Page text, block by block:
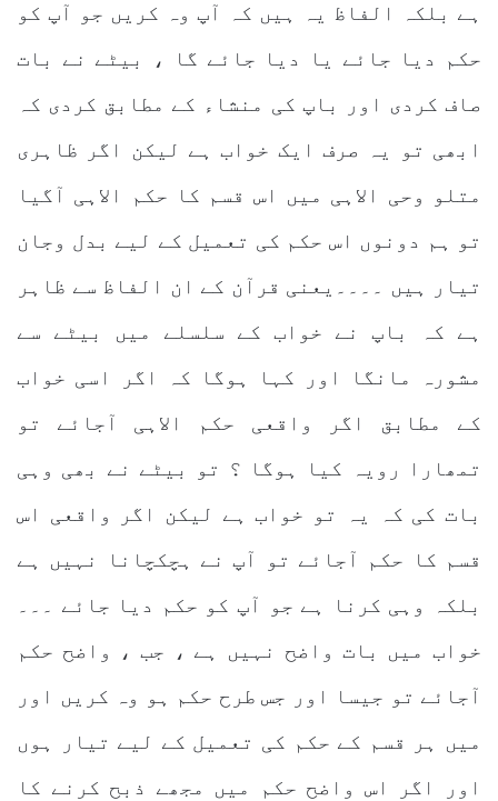
ہے بلکہ الفاظ یہ ہیں کہ آپ وہ کریں جو آپ کو
حکم دیا جائے یا دیا جائے گا ، بیٹے نے بات
صاف کردی اور باپ کی منشاء کے مطابق کردی کہ
ابھی تو یہ صرف ایک خواب ہے لیکن اگر ظاہری
متلو وحی الاہی میں اس قسم کا حکم الاہی آگیا
تو ہم دونوں اس حکم کی تعمیل کے لیے بدل وجان
تیار ہیں ۔۔۔۔یعنی قرآن کے ان الفاظ سے ظاہر
ہے کہ باپ نے خواب کے سلسلے میں بیٹے سے
مشورہ مانگا اور کہا ہوگا کہ اگر اسی خواب
کے مطابق اگر واقعی حکم الاہی آجائے تو
تمھارا رویہ کیا ہوگا ؟ تو بیٹے نے بھی وہی
بات کی کہ یہ تو خواب ہے لیکن اگر واقعی اس
قسم کا حکم آجائے تو آپ نے ہچکچانا نہیں ہے
بلکہ وہی کرنا ہے جو آپ کو حکم دیا جائے ۔۔۔
خواب میں بات واضح نہیں ہے ، جب ، واضح حکم
آجائے تو جیسا اور جس طرح حکم ہو وہ کریں اور
میں ہر قسم کے حکم کی تعمیل کے لیے تیار ہوں
اور اگر اس واضح حکم میں مجھے ذبح کرنے کا